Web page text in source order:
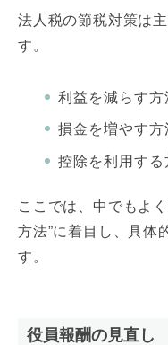
法人税の節税対策は
す。
利益を減らす方
損金を増やす方
控除を利用する
ここでは、中でもよ
方法”に着目し、具体
す。
役員報酬の見直し